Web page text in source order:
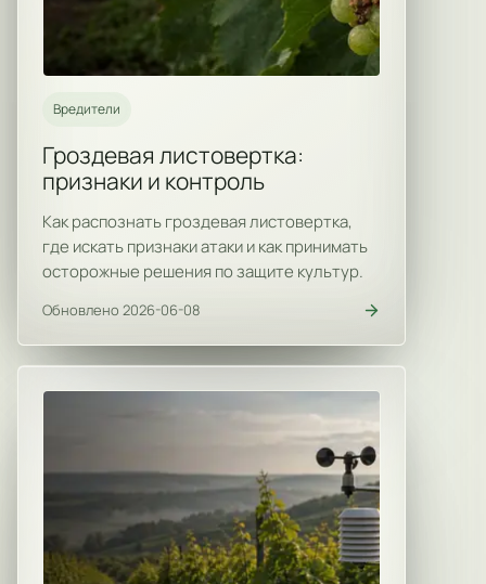
Вредители
Гроздевая листовертка:
признаки и контроль
Как распознать гроздевая листовертка,
где искать признаки атаки и как принимать
осторожные решения по защите культур.
Обновлено 2026-06-08